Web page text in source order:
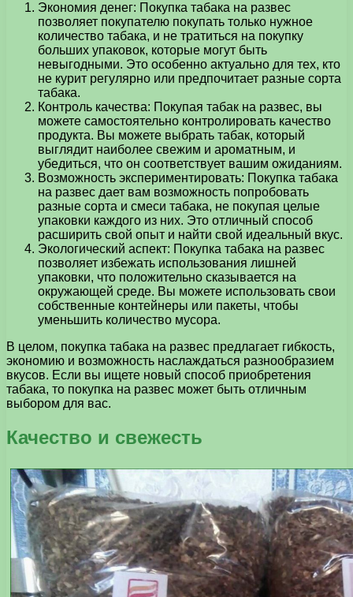
Экономия денег: Покупка табака на развес
позволяет покупателю покупать только нужное
количество табака, и не тратиться на покупку
больших упаковок, которые могут быть
невыгодными. Это особенно актуально для тех, кто
не курит регулярно или предпочитает разные сорта
табака.
Контроль качества: Покупая табак на развес, вы
можете самостоятельно контролировать качество
продукта. Вы можете выбрать табак, который
выглядит наиболее свежим и ароматным, и
убедиться, что он соответствует вашим ожиданиям.
Возможность экспериментировать: Покупка табака
на развес дает вам возможность попробовать
разные сорта и смеси табака, не покупая целые
упаковки каждого из них. Это отличный способ
расширить свой опыт и найти свой идеальный вкус.
Экологический аспект: Покупка табака на развес
позволяет избежать использования лишней
упаковки, что положительно сказывается на
окружающей среде. Вы можете использовать свои
собственные контейнеры или пакеты, чтобы
уменьшить количество мусора.
В целом, покупка табака на развес предлагает гибкость,
экономию и возможность наслаждаться разнообразием
вкусов. Если вы ищете новый способ приобретения
табака, то покупка на развес может быть отличным
выбором для вас.
Качество и свежесть